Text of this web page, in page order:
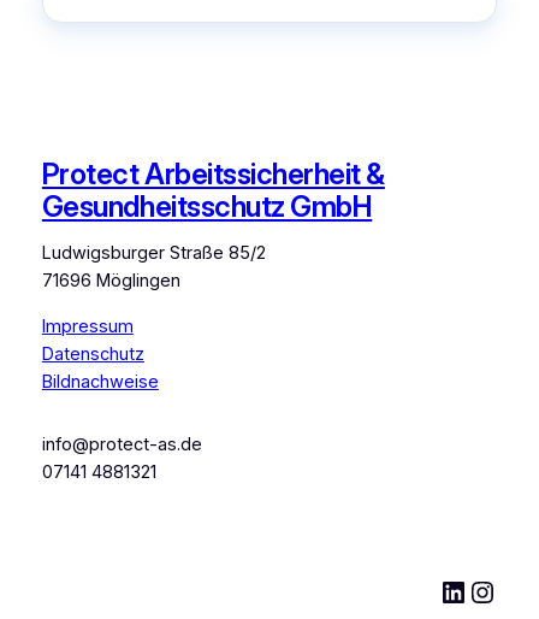
Protect Arbeitssicherheit &
Gesundheitsschutz GmbH
Ludwigsburger Straße 85/2
71696 Möglingen
Impressum
Datenschutz
Bildnachweise
info@protect-as.de
07141 4881321